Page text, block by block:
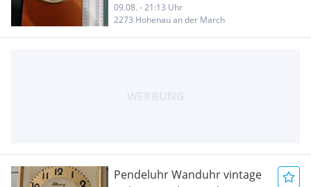
09.08. - 21:13 Uhr
2273 Hohenau an der March
Pendeluhr Wanduhr vintage